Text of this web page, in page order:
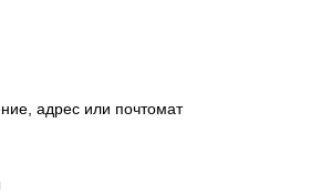
адрес или почтомат